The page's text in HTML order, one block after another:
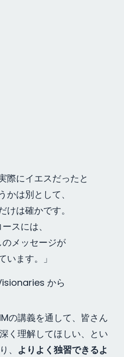
際にイエスだったと
かは別として、
けは確かです。
スには、
メッセージが
います。」
から
の講義を通して、皆さん
く理解してほしい、とい
、 よりよく独習できるよ